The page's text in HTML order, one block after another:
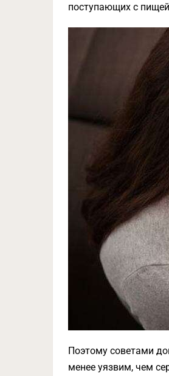
поступающих с
Поэтому советами
менее уязвим, чем